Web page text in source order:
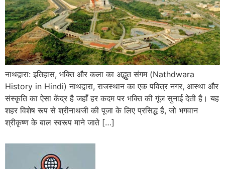
नाथद्वारा: इतिहास, भक्ति और कला का अद्भुत संगम (Nathdwara
History in Hindi) नाथद्वारा, राजस्थान का एक पवित्र नगर, आस्था और
संस्कृति का ऐसा केंद्र है जहाँ हर कदम पर भक्ति की गूंज सुनाई देती है। यह
शहर विशेष रूप से श्रीनाथजी की पूजा के लिए प्रसिद्ध है, जो भगवान
श्रीकृष्ण के बाल स्वरूप माने जाते […]